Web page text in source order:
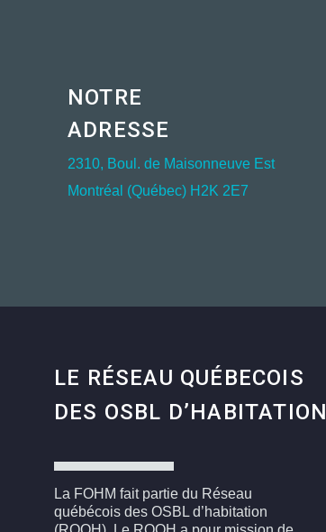
NOTRE
ADRESSE
2310, Boul. de Maisonneuve Est
Montréal (Québec) H2K 2E7
LE RÉSEAU QUÉBECOIS
DES OSBL D’HABITATION
La FOHM fait partie du Réseau
québécois des OSBL d’habitation